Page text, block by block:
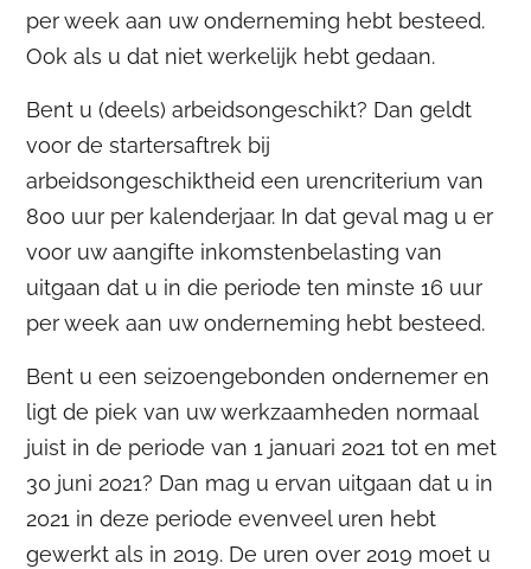
per week aan uw onderneming hebt besteed.
Ook als u dat niet werkelijk hebt gedaan.
Bent u (deels) arbeidsongeschikt? Dan geldt
voor de startersaftrek bij
arbeidsongeschiktheid een urencriterium van
800 uur per kalenderjaar. In dat geval mag u er
voor uw aangifte inkomstenbelasting van
uitgaan dat u in die periode ten minste 16 uur
per week aan uw onderneming hebt besteed.
Bent u een seizoengebonden ondernemer en
ligt de piek van uw werkzaamheden normaal
juist in de periode van 1 januari 2021 tot en met
30 juni 2021? Dan mag u ervan uitgaan dat u in
2021 in deze periode evenveel uren hebt
gewerkt als in 2019. De uren over 2019 moet u